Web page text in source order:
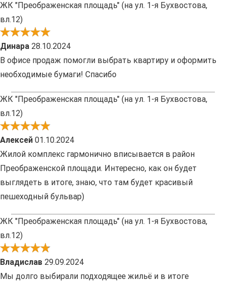
ЖК "Преображенская площадь" (на ул. 1-я Бухвостова,
вл.12)
Динара 28.10.2024
В офисе продаж помогли выбрать квартиру и оформить
необходимые бумаги! Спасибо
ЖК "Преображенская площадь" (на ул. 1-я Бухвостова,
вл.12)
Алексей 01.10.2024
Жилой комплекс гармонично вписывается в район
Преображенской площади. Интересно, как он будет
выглядеть в итоге, знаю, что там будет красивый
пешеходный бульвар)
ЖК "Преображенская площадь" (на ул. 1-я Бухвостова,
вл.12)
Владислав 29.09.2024
Мы долго выбирали подходящее жильё и в итоге